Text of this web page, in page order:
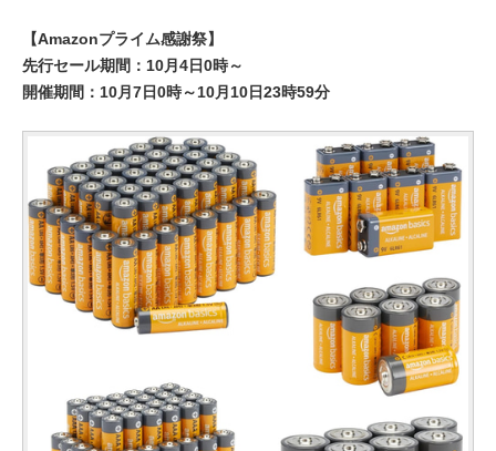
【Amazonプライム感謝祭】
先行セール期間：10月4日0時～
開催期間：10月7日0時～10月10日23時59分